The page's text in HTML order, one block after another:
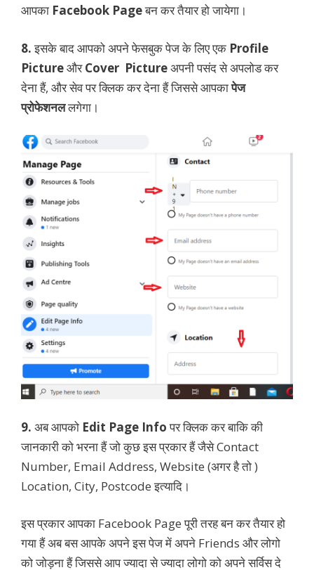
आपका Facebook Pageबन कर तैयार हो जायेगा।
8.इसके बाद आपको अपने फेसबुक पेज के लिए एक Profile
PictureऔरCover Pictureअपनी पसंद से अपलोड कर
देना हैं, और सेव पर क्लिक कर देना हैं जिससे आपकापेज
प्रोफेशनललगेगा।
9. अब आपको Edit Page Infoपर क्लिक कर बाकि की
जानकारी को भरना हैं जो कुछ इस प्रकार हैं जैसे Contact
Number, Email Address, Website (अगर है तो )
Location, City, Postcode इत्यादि।
इस प्रकार आपका Facebook Page पूरी तरह बन कर तैयार हो
गया हैं अब बस आपके अपने इस पेज में अपने Friends और लोगो
को जोड़ना हैं जिससे आप ज्यादा से ज्यादा लोगो को अपने सर्विस दे